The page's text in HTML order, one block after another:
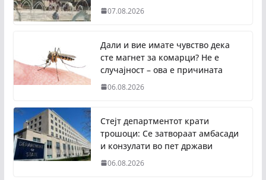
07.08.2026
Дали и вие имате чувство дека
сте магнет за комарци? Не е
случајност – ова е причината
06.08.2026
Стејт департментот крати
трошоци: Се затвораат амбасади
и конзулати во пет држави
06.08.2026